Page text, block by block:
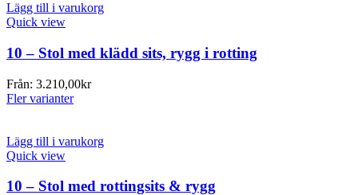
Lägg till i varukorg
Quick view
10 – Stol med klädd sits, rygg i rotting
Från: 3.210,00kr
Fler varianter
Lägg till i varukorg
Quick view
10 – Stol med rottingsits & rygg